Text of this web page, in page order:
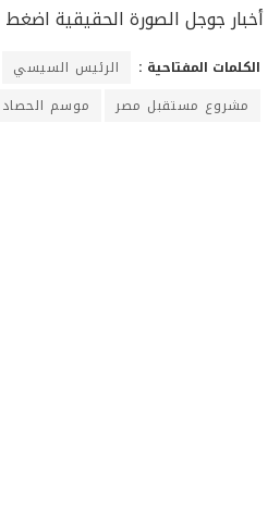
أخبار جوجل الصورة الحقيقية اضغط
الكلمات المفتاحية : الرئيس السيسي
مشروع مستقبل مصر
موسم الحصاد